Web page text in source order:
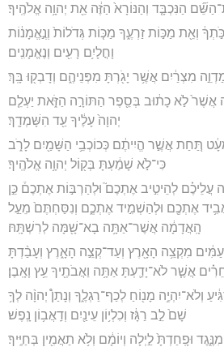
הַנִּכְבָּ֤ד וְהַנּוֹרָא֙ הַזֶּ֔ה אֵ֖ת יְהוָ֥ה אֱלֹהֶֽיךָ׃
וְאֵ֖ת מַכּ֣וֹת זַרְעֶ֑ךָ מַכּ֤וֹת גְּדֹלוֹת֙ וְנֶ֣אֱמָנ֔וֹת
וָחֳלָיִ֥ם רָעִ֖ים וְנֶאֱמָנִֽים׃
מִצְרַ֔יִם אֲשֶׁ֥ר יָגֹ֖רְתָּ מִפְּנֵיהֶ֑ם וְדָבְק֖וּ בָּֽךְ׃
אֲשֶׁר֙ לֹ֣א כָת֔וּב בְּסֵ֖פֶר הַתּוֹרָ֣ה הַזֹּ֑את יַעְלֵ֤ם
יְהוָה֙ עָלֶ֔יךָ עַ֖ד הִשָּׁמְדָֽךְ׃
תַּ֚חַת אֲשֶׁ֣ר הֱיִיתֶ֔ם כְּכוֹכְבֵ֥י הַשָּׁמַ֖יִם לָרֹ֑ב
כִּי־לֹ֣א שָׁמַ֔עְתָּ בְּק֖וֹל יְהוָ֥ה אֱלֹהֶֽיךָ׃
עֲלֵיכֶ֗ם לְהֵיטִ֣יב אֶתְכֶם֮ וּלְהַרְבּ֣וֹת אֶתְכֶם֒ כֵּ֣ן
אֶתְכֶ֖ם וּלְהַשְׁמִ֣יד אֶתְכֶ֑ם וְנִסַּחְתֶּם֙ מֵעַ֣ל
הָֽאֲדָמָ֔ה אֲשֶׁר־אַתָּ֥ה בָא־שָׁ֖מָּה לְרִשְׁתָּֽהּ׃
מִקְצֵ֥ה הָאָ֖רֶץ וְעַד־קְצֵ֣ה הָאָ֑רֶץ וְעָבַ֨דְתָּ
אֲשֶׁ֧ר לֹא־יָדַ֛עְתָּ אַתָּ֥ה וַאֲבֹתֶ֖יךָ עֵ֥ץ וָאָֽבֶן׃
וְלֹא־יִהְיֶ֥ה מָנ֖וֹחַ לְכַף־רַגְלֶ֑ךָ וְנָתַן֩ יְהוָ֨ה לְךָ֥
שָׁם֙ לֵ֣ב רַגָּ֔ז וְכִלְי֥וֹן עֵינַ֖יִם וְדַֽאֲב֥וֹן נָֽפֶשׁ׃
וּפָֽחַדְתָּ֙ לַ֣יְלָה וְיוֹמָ֔ם וְלֹ֥א תַאֲמִ֖ין בְּחַיֶּֽיךָ׃